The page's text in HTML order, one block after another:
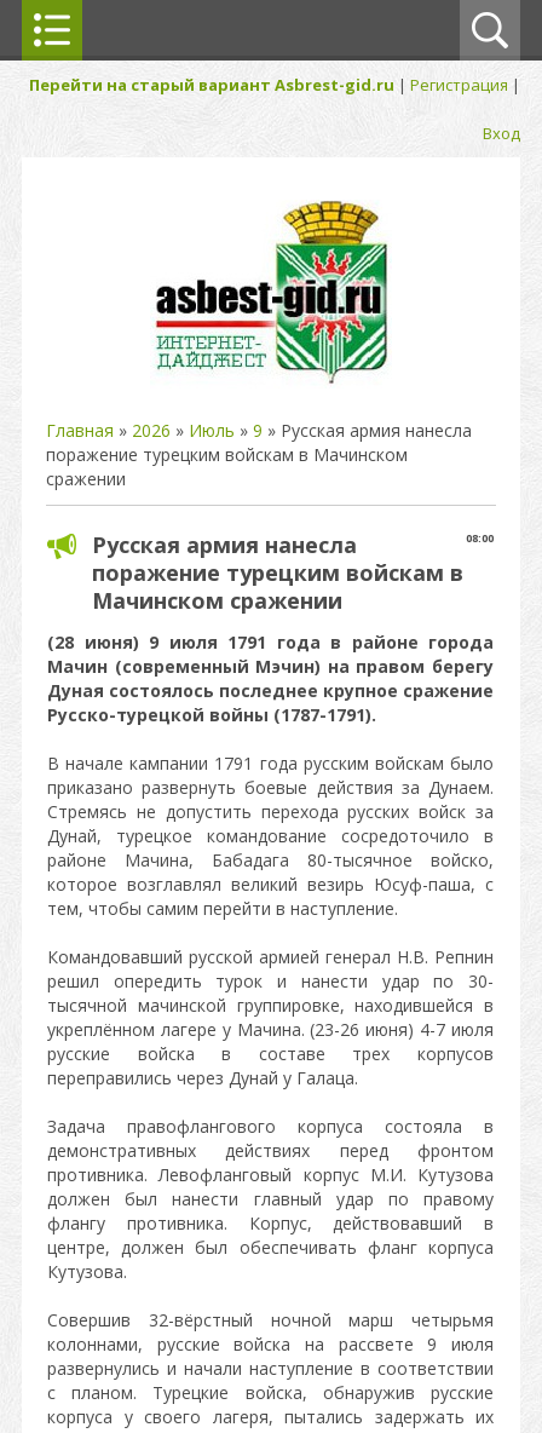
Перейти на старый вариант Asbrest-gid.ru | Регистрация |
Вход
Главная » 2026 » Июль » 9 » Русская армия нанесла
поражение турецким войскам в Мачинском
сражении
08:00
Русская армия нанесла
поражение турецким войскам в
Мачинском сражении
(28 июня) 9 июля 1791 года в районе города
Мачин (современный Мэчин) на правом берегу
Дуная состоялось последнее крупное сражение
Русско-турецкой войны (1787-1791).
В начале кампании 1791 года русским войскам было
приказано развернуть боевые действия за Дунаем.
Стремясь не допустить перехода русских войск за
Дунай, турецкое командование сосредоточило в
районе Мачина, Бабадага 80-тысячное войско,
которое возглавлял великий везирь Юсуф-паша, с
тем, чтобы самим перейти в наступление.
Командовавший русской армией генерал Н.В. Репнин
решил опередить турок и нанести удар по 30-
тысячной мачинской группировке, находившейся в
укреплённом лагере у Мачина. (23-26 июня) 4-7 июля
русские войска в составе трех корпусов
переправились через Дунай у Галаца.
Задача правофлангового корпуса состояла в
демонстративных действиях перед фронтом
противника. Левофланговый корпус М.И. Кутузова
должен был нанести главный удар по правому
флангу противника. Корпус, действовавший в
центре, должен был обеспечивать фланг корпуса
Кутузова.
Совершив 32-вёрстный ночной марш четырьмя
колоннами, русские войска на рассвете 9 июля
развернулись и начали наступление в соответствии
с планом. Турецкие войска, обнаружив русские
корпуса у своего лагеря, пытались задержать их